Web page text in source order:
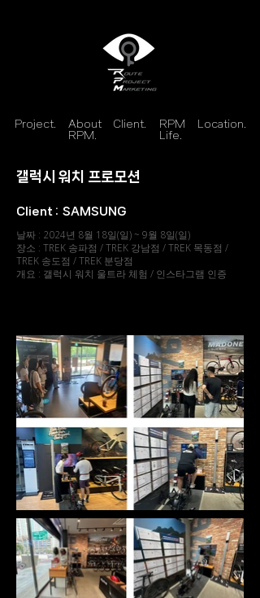
Project.
About
RPM.
Client.
RPM
Life.
Location.
갤럭시 워치 프로모션
Client : SAMSUNG
날짜 : 2024년 8월 18일(일) ~ 9월 8일(일)
장소 : TREK 송파점 / TREK 강남점 / TREK 목동점 /
TREK 송도점 / TREK 분당점
개요 : 갤럭시 워치 울트라 체험 / 인스타그램 인증